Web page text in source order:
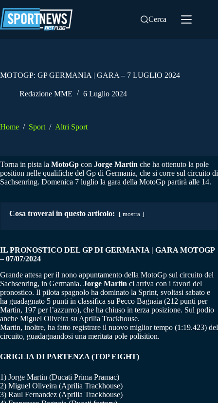
al
contenuto
Cerca
MOTOGP: GP GERMANIA | GARA – 7 LUGLIO 2024
Redazione MME 6 Luglio 2024
Home / Sport / Altri Sport
Torna in pista la MotoGp con Jorge Martin che ha ottenuto la pole
position nelle qualifiche del Gp di Germania, che si corre sul circuito di
Sachsenring. Domenica 7 luglio la gara della MotoGp partirà alle 14.
Cosa troverai in questo articolo: mostra
IL PRONOSTICO DEL GP DI GERMANIA | GARA MOTOGP
– 07/07/2024
Grande attesa per il nono appuntamento della MotoGp sul circuito del
Sachsenring, in Germania. Jorge Martin ci arriva con i favori del
pronostico. Il pilota spagnolo ha dominato la Sprint, svoltasi sabato e
ha guadagnato 5 punti in classifica su Pecco Bagnaia (212 punti per
Martin, 197 per l’azzurro), che ha chiuso in terza posizione. Sul podio
anche Miguel Oliveira su Aprilia Trackhouse.
Martin, inoltre, ha fatto registrare il nuovo miglior tempo (1:19.423) del
circuito, guadagnandosi una meritata pole polisition.
GRIGLIA DI PARTENZA (TOP EIGHT)
1) Jorge Martin (Ducati Prima Pramac)
2) Miguel Oliveira (Aprilia Trackhouse)
3) Raul Fernandez (Aprilia Trackhouse)